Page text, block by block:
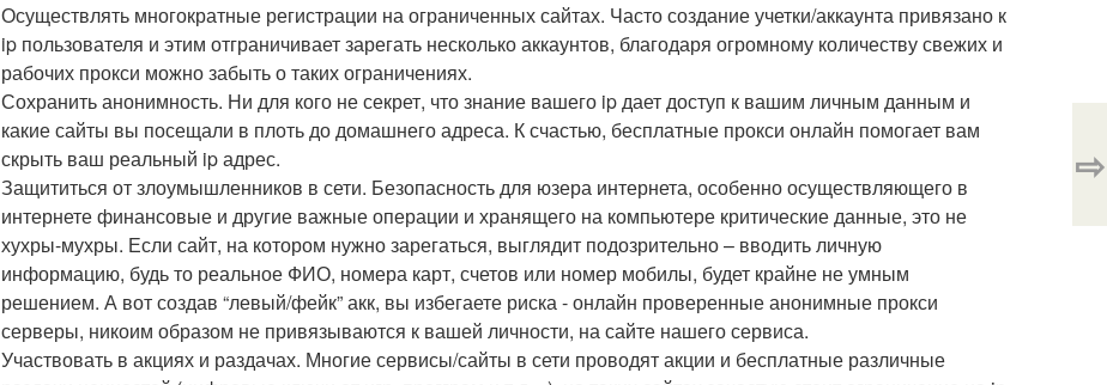
Осуществлять многократные регистрации на ограниченных сайтах. Часто создание учетки/аккаунта привязано к
ip пользователя и этим отграничивает зарегать несколько аккаунтов, благодаря огромному количеству свежих и
рабочих прокси можно забыть о таких ограничениях.
Сохранить анонимность. Ни для кого не секрет, что знание вашего ip дает доступ к вашим личным данным и
какие сайты вы посещали в плоть до домашнего адреса. К счастью, бесплатные прокси онлайн помогает вам
скрыть ваш реальный ip адрес.
Защититься от злоумышленников в сети. Безопасность для юзера интернета, особенно осуществляющего в
интернете финансовые и другие важные операции и хранящего на компьютере критические данные, это не
хухры-мухры. Если сайт, на котором нужно зарегаться, выглядит подозрительно – вводить личную
информацию, будь то реальное ФИО, номера карт, счетов или номер мобилы, будет крайне не умным
решением. А вот создав “левый/фейк” акк, вы избегаете риска - онлайн проверенные анонимные прокси
серверы, никоим образом не привязываются к вашей личности, на сайте нашего сервиса.
Участвовать в акциях и раздачах. Многие сервисы/сайты в сети проводят акции и бесплатные различные
⇨